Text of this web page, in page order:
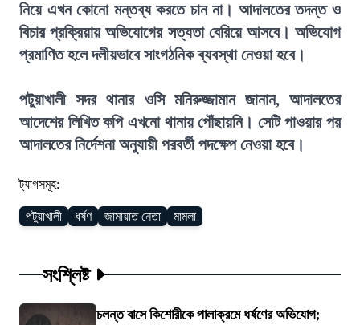
নিয়ে এখন কোনো মন্তব্য করতে চান না। আদালতের তদন্ত ও
বিচার প্রক্রিয়ায় অভিযোগের সত্যতা বেরিয়ে আসবে। অভিযোগ
প্রমাণিত হলে দলীয়ভাবে সাংগঠনিক ব্যবস্থা নেওয়া হবে।
পটুয়াখালী সদর থানার ওসি মনিরুজ্জামান জানান, আদালতের
আদেশের লিখিত কপি এখনো থানায় পৌঁছায়নি। সেটি পাওয়ার পর
আদালতের নির্দেশনা অনুযায়ী পরবর্তী পদক্ষেপ নেওয়া হবে।
ট্যাগসমূহ:
পটুয়াখালী ধর্ষণ জামায়াত নেতা মামলা
সংশ্লিষ্ট
চলন্ত বাসে কিশোরীকে পালাক্রমে ধর্ষণের অভিযোগ;